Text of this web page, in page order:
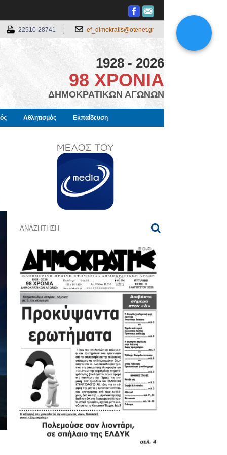
22510-28741 ef_dimokratis@otenet.gr
1928 - 2026
98 ΧΡΟΝΙΑ
ΔΗΜΟΚΡΑΤΙΚΩΝ ΑΓΩΝΩΝ
Αθλητισμός Εκπαίδευση